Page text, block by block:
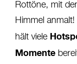
Rottöne, mit
Himmel
hält viele
Momente